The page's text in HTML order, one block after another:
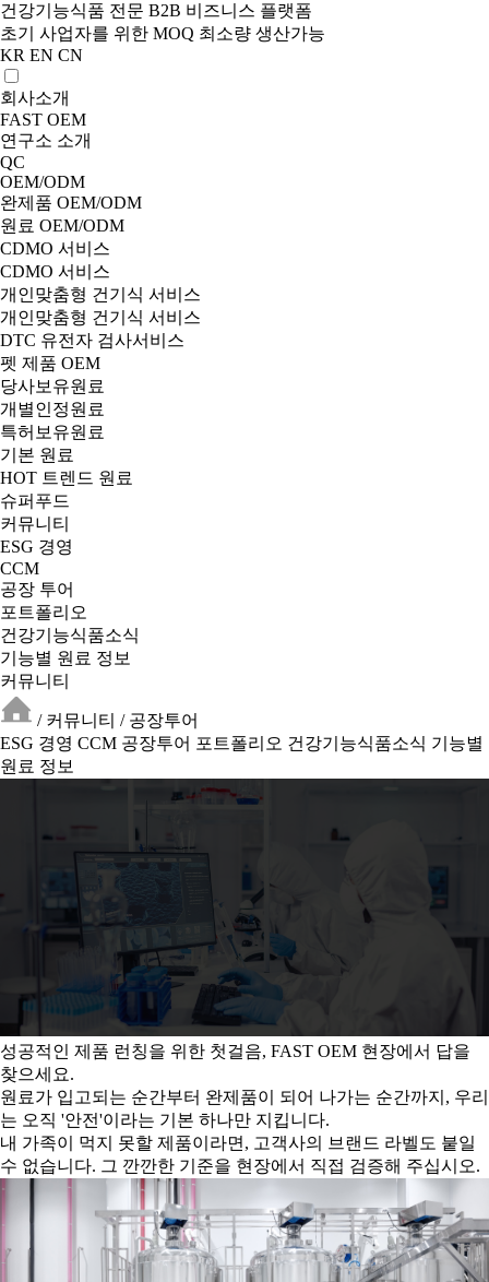
건강기능식품 전문 B2B 비즈니스 플랫폼
초기 사업자를 위한 MOQ 최소량 생산가능
KR EN CN
회사소개
FAST OEM
연구소 소개
QC
OEM/ODM
완제품 OEM/ODM
원료 OEM/ODM
CDMO 서비스
CDMO 서비스
개인맞춤형 건기식 서비스
개인맞춤형 건기식 서비스
DTC 유전자 검사서비스
펫 제품 OEM
당사보유원료
개별인정원료
특허보유원료
기본 원료
HOT 트렌드 원료
슈퍼푸드
커뮤니티
ESG 경영
CCM
공장 투어
포트폴리오
건강기능식품소식
기능별 원료 정보
커뮤니티
/ 커뮤니티 / 공장투어
ESG 경영 CCM 공장투어 포트폴리오 건강기능식품소식 기능별
원료 정보
성공적인 제품 런칭을 위한 첫걸음, FAST OEM 현장에서 답을
찾으세요.
원료가 입고되는 순간부터 완제품이 되어 나가는 순간까지, 우리
는 오직 '안전'이라는 기본 하나만 지킵니다.
내 가족이 먹지 못할 제품이라면, 고객사의 브랜드 라벨도 붙일
수 없습니다. 그 깐깐한 기준을 현장에서 직접 검증해 주십시오.